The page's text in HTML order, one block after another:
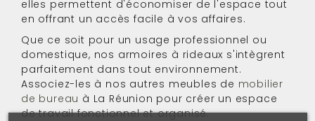
elles permettent d'économiser de l'espace tout
en offrant un accès facile à vos affaires.
Que ce soit pour un usage professionnel ou
domestique, nos armoires à rideaux s'intègrent
parfaitement dans tout environnement.
Associez-les à nos autres meubles de mobilier
de bureau à La Réunion pour créer un espace
de travail fonctionnel et organisé.